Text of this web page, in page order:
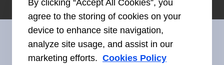
Restez en contact avec nous
By clicking “Accept All Cookies”, you
agree to the storing of cookies on your
device to enhance site navigation,
analyze site usage, and assist in our
marketing efforts. Cookies Policy